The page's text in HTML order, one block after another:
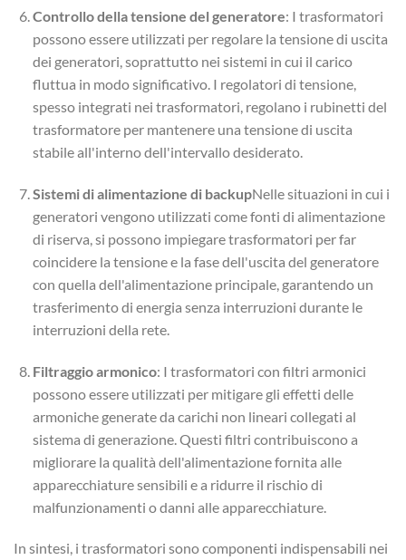
Controllo della tensione del generatore: I trasformatori
possono essere utilizzati per regolare la tensione di uscita
dei generatori, soprattutto nei sistemi in cui il carico
fluttua in modo significativo. I regolatori di tensione,
spesso integrati nei trasformatori, regolano i rubinetti del
trasformatore per mantenere una tensione di uscita
stabile all'interno dell'intervallo desiderato.
Sistemi di alimentazione di backupNelle situazioni in cui i
generatori vengono utilizzati come fonti di alimentazione
di riserva, si possono impiegare trasformatori per far
coincidere la tensione e la fase dell'uscita del generatore
con quella dell'alimentazione principale, garantendo un
trasferimento di energia senza interruzioni durante le
interruzioni della rete.
Filtraggio armonico: I trasformatori con filtri armonici
possono essere utilizzati per mitigare gli effetti delle
armoniche generate da carichi non lineari collegati al
sistema di generazione. Questi filtri contribuiscono a
migliorare la qualità dell'alimentazione fornita alle
apparecchiature sensibili e a ridurre il rischio di
malfunzionamenti o danni alle apparecchiature.
In sintesi, i trasformatori sono componenti indispensabili nei